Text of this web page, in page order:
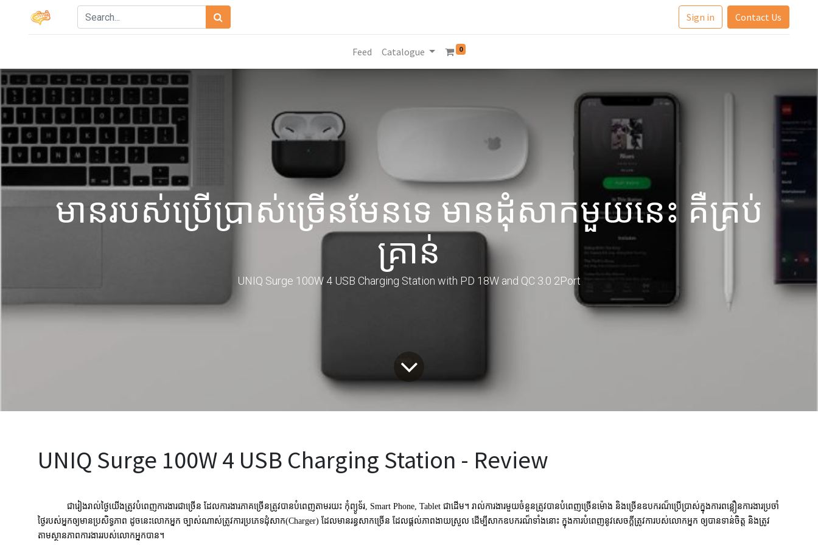
Sign in Contact Us
Feed Catalogue 0
មានរបស់ប្រើប្រាស់ច្រើនមែនទេ មានដុំសាកមួយនេះ គឺគ្រប់
គ្រាន់
UNIQ Surge 100W 4 USB Charging Station with PD 18W and QC 3.0 2Port
UNIQ Surge 100W 4 USB Charging Station - Review
ជារៀងរាល់ថ្ងៃយើងត្រូវបំពេញការងារជាច្រើន ដែលការងារភាគច្រើនត្រូវបានបំពេញតាមរយះ កុំព្យូទ័រ, Smart Phone, Tablet ជាដើម។ រាល់ការងារមួយចំនួនត្រូវបានបំពេញច្រើនម៉ោង និងច្រើនឧបករណ៏ប្រើប្រាស់ក្នុងការពន្លឿនការងារប្រចាំ
ថ្ងៃរបស់អ្នកឲ្យមានប្រសិទ្ធភាព ដូចនេះលោកអ្នក ច្បាស់ណាស់ត្រូវការប្រភេទដុំសាក(Charger) ដែលមានរន្ធសាកច្រើន ដែលផ្តល់ភាពងាយស្រួល ដើម្បីសាកឧបករណ៏ទាំងនោះ ក្នុងការបំពេញនូវសេចក្តីត្រូវការបស់លោកអ្នក ឲ្យបានទាន់ចិត្ត និងត្រូវ
តាមស្ថានភាពការងាររបស់លោកអ្នកបាន។